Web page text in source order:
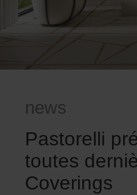
news
Pastorelli
toutes
Coverings